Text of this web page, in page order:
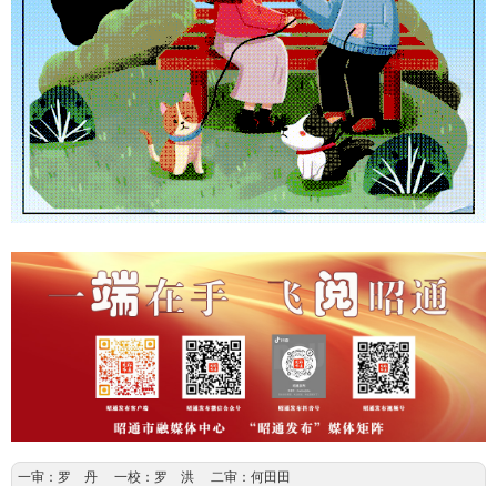
一审：罗 丹 一校：罗 洪 二审：何田田